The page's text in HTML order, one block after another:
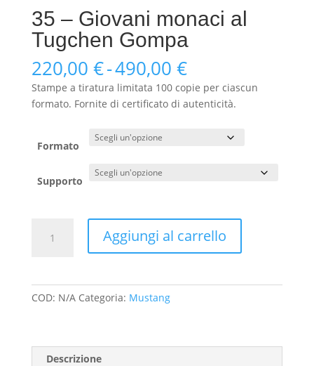
35 – Giovani monaci al
Tugchen Gompa
220,00 €-490,00 €Fascia
di
prezzo:
da
220,00 €
Stampe a tiratura limitata 100 copie per ciascun
formato. Fornite di certificato di autenticità.
Formato
Supporto
Aggiungi al carrello
COD: N/A Categoria: Mustang
Descrizione